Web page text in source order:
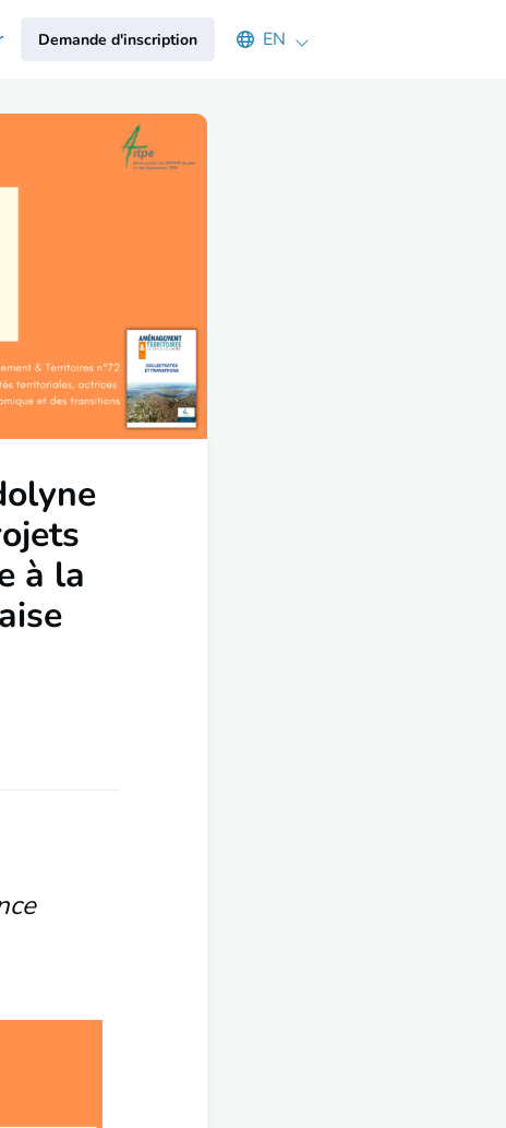
Demande d'inscription Select an available language
EN
à la